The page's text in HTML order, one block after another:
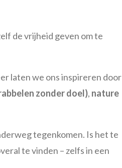
de vrijheid geven om te
laten we ons inspireren door
zonder doel), nature
tegenkomen. Is het te
te vinden – zelfs in een